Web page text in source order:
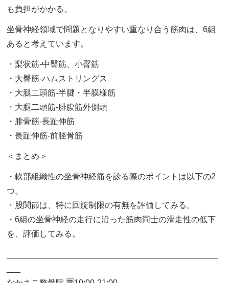
も負担がかかる。
坐骨神経領域で問題となりやすい重なり合う筋肉は、6組
あると考えています。
・梨状筋-中臀筋、小臀筋
・大臀筋-ハムストリングス
・大腿二頭筋-半腱・半膜様筋
・大腿二頭筋-腓腹筋外側頭
・腓骨筋-長趾伸筋
・長趾伸筋-前脛骨筋
＜まとめ＞
・軟部組織性の坐骨神経痛を診る際のポイントは以下の2
つ。
・股関節は、特に回旋制限の有無を評価してみる。
・6組の坐骨神経の走行に沿った筋肉同士の滑走性の低下
を、評価してみる。